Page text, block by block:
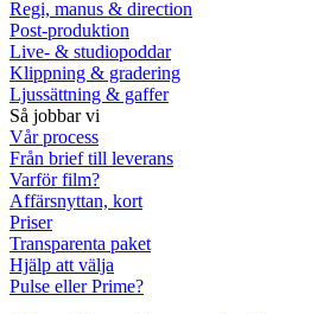
Regi, manus & direction
Post-produktion
Live- & studiopoddar
Klippning & gradering
Ljussättning & gaffer
Så jobbar vi
Vår process
Från brief till leverans
Varför film?
Affärsnyttan, kort
Priser
Transparenta paket
Hjälp att välja
Pulse eller Prime?